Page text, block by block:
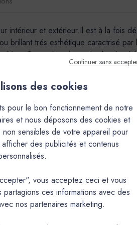
intérieur et extérieur.Il est à la fois
brillant trés esthétique caractrisé
le mode de mise
version Pigments poudre à
CAP ROUX, CISTE, CRIQUE,
PESCADOU, PICNIC,
: BANASTON, CAGNARD,
SAINTE-BAUME, SARRIETTE,
Enduit de finition naturel et
Intérieur
Stucco Marmorino
Continuer sans
des cookies
pour le bon fonctionnement de notre
et nous déposons des cookies et
non sensibles de votre appareil pour
des publicités et contenus
vous acceptez ceci et vous
ces informations avec des
nos partenaires marketing.